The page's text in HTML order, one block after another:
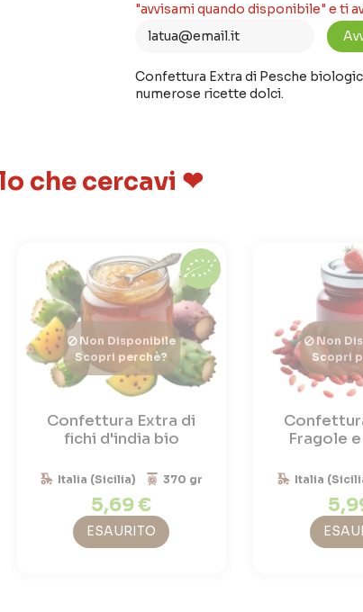
"avvisami quando disponibile" e ti
Confettura Extra di Pesche
numerose ricette dolci.
che cercavi ❤
Non Disponibile
Scopri perchè?
Confettura Extra di
fichi d'india bio
Italia (Sicilia) 370 gr
5,69 €
ESAURITO
Non
Scopri
Fragole
Italia